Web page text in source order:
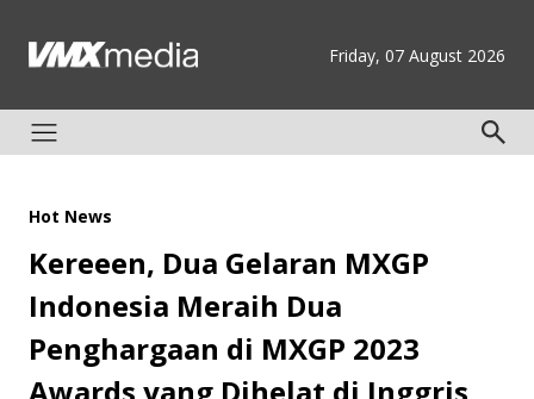
Friday, 07 August 2026
Hot News
Kereeen, Dua Gelaran MXGP
Indonesia Meraih Dua
Penghargaan di MXGP 2023